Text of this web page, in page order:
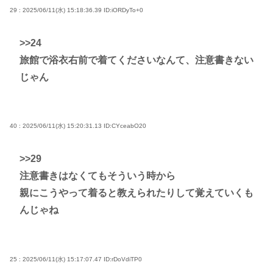
29 : 2025/06/11(水) 15:18:36.39 ID:iORDyTo+0
>>24
旅館で浴衣右前で着てくださいなんて、注意書きない
じゃん
40 : 2025/06/11(水) 15:20:31.13 ID:CYceabO20
>>29
注意書きはなくてもそういう時から
親にこうやって着ると教えられたりして覚えていくも
んじゃね
25 : 2025/06/11(水) 15:17:07.47 ID:rDoVdiTP0